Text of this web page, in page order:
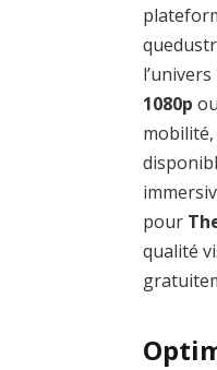
1080p
pour
qualité